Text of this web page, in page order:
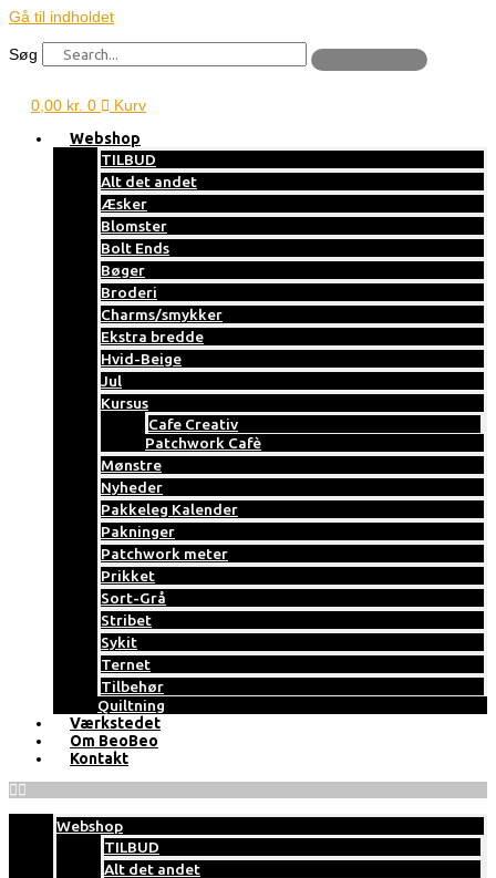
Gå til indholdet
Søg
0,00 kr. 0 Kurv
Webshop
TILBUD
Alt det andet
Æsker
Blomster
Bolt Ends
Bøger
Broderi
Charms/smykker
Ekstra bredde
Hvid-Beige
Jul
Kursus
Cafe Creativ
Patchwork Cafè
Mønstre
Nyheder
Pakkeleg Kalender
Pakninger
Patchwork meter
Prikket
Sort-Grå
Stribet
Sykit
Ternet
Tilbehør
Quiltning
Værkstedet
Om BeoBeo
Kontakt
Webshop
TILBUD
Alt det andet